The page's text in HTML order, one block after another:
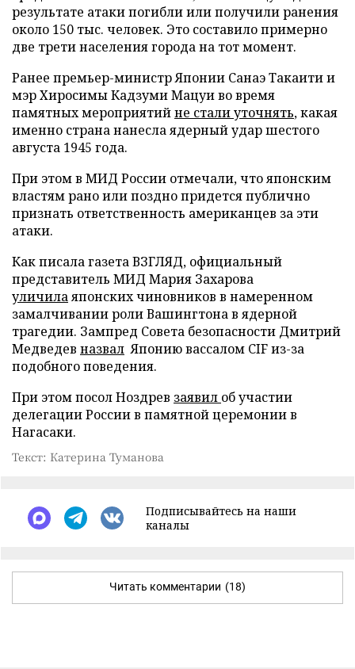
результате атаки погибли или получили ранения
около 150 тыс. человек. Это составило примерно
две трети населения города на тот момент.
Ранее премьер-министр Японии Санаэ Такаити и
мэр Хиросимы Кадзуми Мацуи во время
памятных мероприятийне стали уточнять, какая
именно страна нанесла ядерный удар шестого
августа 1945 года.
При этом в МИД России отмечали, что японским
властям рано или поздно придется публично
признать ответственность американцев за эти
атаки.
Как писала газета ВЗГЛЯД, официальный
представитель МИД Мария Захарова
уличилаяпонских чиновников в намеренном
замалчивании роли Вашингтона в ядерной
трагедии. Зампред Совета безопасности Дмитрий
Медведев назвал Японию вассалом CIF из-за
подобного поведения.
При этом посол Ноздрев заявил об участии
делегации России в памятной церемонии в
Нагасаки.
Текст: Катерина Туманова
Подписывайтесь на наши
каналы
Читать комментарии (18)